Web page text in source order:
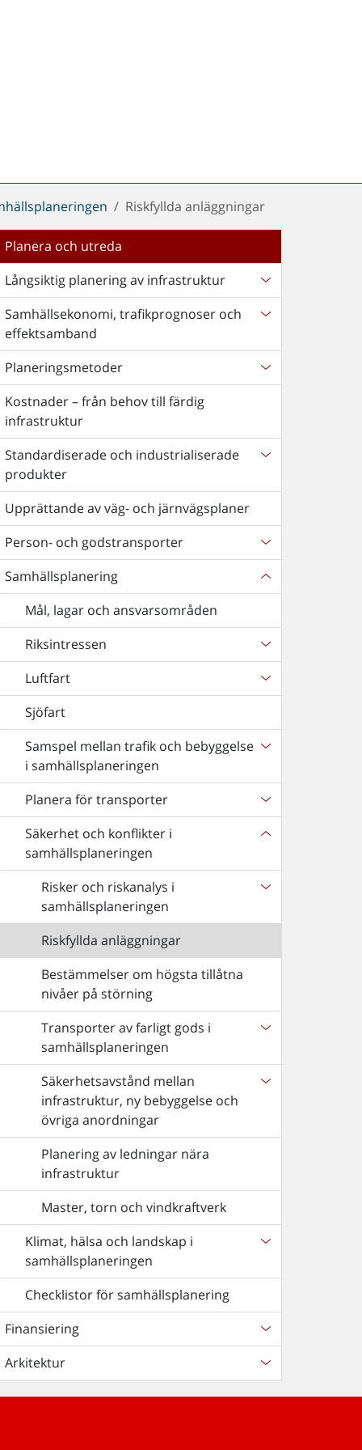
Riskfyllda anläggningar
Planera och utreda
Långsiktig planering av infrastruktur
Samhällsekonomi, trafikprognoser och
effektsamband
Planeringsmetoder
Kostnader – från behov till färdig
infrastruktur
Standardiserade och industrialiserade
produkter
Upprättande av väg- och järnvägsplaner
Person- och godstransporter
Samhällsplanering
Mål, lagar och ansvarsområden
Riksintressen
Luftfart
Sjöfart
Samspel mellan trafik och bebyggelse
i samhällsplaneringen
Planera för transporter
Säkerhet och konflikter i
samhällsplaneringen
Risker och riskanalys i
samhällsplaneringen
Riskfyllda anläggningar
Bestämmelser om högsta tillåtna
nivåer på störning
Transporter av farligt gods i
samhällsplaneringen
Säkerhetsavstånd mellan
infrastruktur, ny bebyggelse och
övriga anordningar
Planering av ledningar nära
infrastruktur
Master, torn och vindkraftverk
Klimat, hälsa och landskap i
samhällsplaneringen
Checklistor för samhällsplanering
Finansiering
Arkitektur